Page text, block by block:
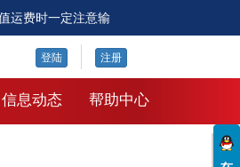
运费时一定注意输
登陆 注册
信息动态 帮助中心